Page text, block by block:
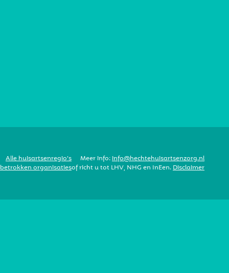
Alle huisartsenregio’s
organisaties
Meer info: info@hechtehuisartsenzorg.nl
of richt u tot LHV, NHG en InEen. Disclaimer